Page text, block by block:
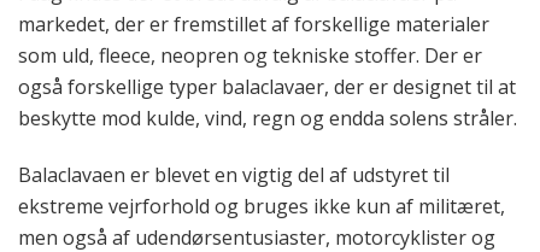
markedet, der er fremstillet af forskellige materialer
som uld, fleece, neopren og tekniske stoffer. Der er
også forskellige typer balaclavaer, der er designet til at
beskytte mod kulde, vind, regn og endda solens stråler.
Balaclavaen er blevet en vigtig del af udstyret til
ekstreme vejrforhold og bruges ikke kun af militæret,
men også af udendørsentusiaster, motorcyklister og